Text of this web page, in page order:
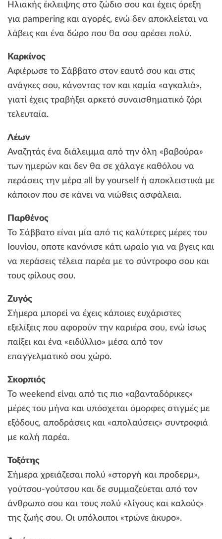
Ηλιακής έκλειψης στο ζώδιο σου και έχεις όρεξη
για pampering και αγορές, ενώ δεν αποκλείεται να
λάβεις και ένα δώρο που θα σου αρέσει πολύ.
Καρκίνος
Αφιέρωσε το Σάββατο στον εαυτό σου και στις
ανάγκες σου, κάνοντας τον και καμία «αγκαλιά»,
γιατί έχεις τραβήξει αρκετό συναισθηματικό ζόρι
τελευταία.
Λέων
Αναζητάς ένα διάλειμμα από την όλη «βαβούρα»
των ημερών και δεν θα σε χάλαγε καθόλου να
περάσεις την μέρα all by yourself ή αποκλειστικά με
κάποιον που σε κάνει να νιώθεις ασφάλεια.
Παρθένος
Το Σάββατο είναι μία από τις καλύτερες μέρες του
Ιουνίου, οποτε κανόνισε κάτι ωραίο για να βγεις και
να περάσεις τέλεια παρέα με το σύντροφο σου και
τους φίλους σου.
Ζυγός
Σήμερα μπορεί να έχεις κάποιες ευχάριστες
εξελίξεις που αφορούν την καριέρα σου, ενώ ίσως
παίξει και ένα «ειδύλλιο» μέσα από τον
επαγγελματικό σου χώρο.
Σκορπιός
Το weekend είναι από τις πιο «αβανταδόρικες»
μέρες του μήνα και υπόσχεται όμορφες στιγμές με
εξόδους, αποδράσεις και «απολαύσεις» συντροφιά
με καλή παρέα.
Τοξότης
Σήμερα χρειάζεσαι πολύ «στοργή και προδερμ»,
γούτσου-γούτσου και δε συμμαζεύεται από τον
άνθρωπο σου και τους πολύ «λίγους και καλούς»
της ζωής σου. Οι υπόλοιποι «τρώνε άκυρο».